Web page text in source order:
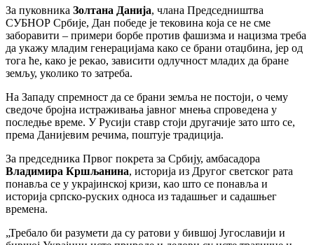
За пуковника Золтана Данија, члана Председништва
СУБНОР Србије, Дан победе је тековина која се не сме
заборавити – примери борбе против фашизма и нацизма треба
да укажу младим генерацијама како се брани отаџбина, јер од
тога ће, како је рекао, зависити одлучност младих да бране
земљу, уколико то затреба.
На Западу спремност да се брани земља не постоји, о чему
сведоче бројна истраживања јавног мнења спроведена у
последње време. У Русији ставр стоји другачије зато што се,
према Данијевим речима, поштује традиција.
За председника Првог покрета за Србију, амбасадора
Владимира Кршљанина, историја из Другог светског рата
понавља се у украјинској кризи, као што се понавља и
историја српско-руских односа из тадашњег и садашњег
времена.
„Требало би разумети да су ратови у бившој Југославији и